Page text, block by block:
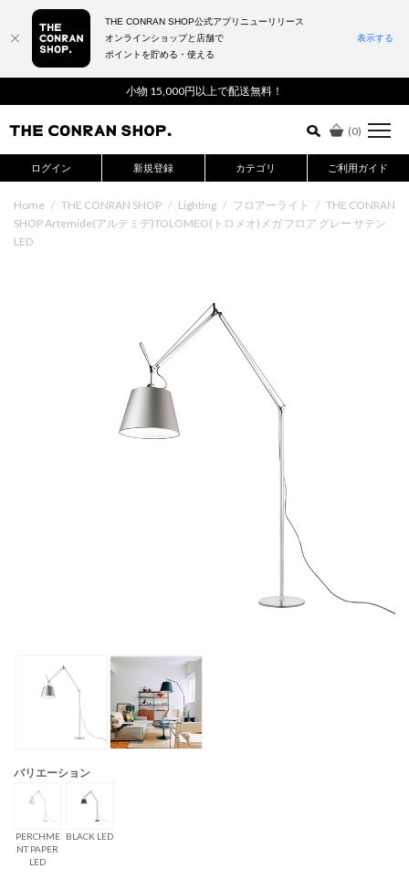
小物 15,000円以上で配送無料！
(0)
ログイン 新規登録 カテゴリ ご利用ガイド
詳細検索はこちら
Home / THE CONRAN SHOP / Lighting / フロアーライト / THE CONRAN
SHOP Artemide(アルテミデ)TOLOMEO(トロメオ)メガ フロア グレー サテン
LED
バリエーション
PERCHME
NT PAPER
LED
BLACK LED
THE CONRAN SHOP公式アプリニューリリース
オンラインショップと店舗で
ポイントを貯める・使える
表示する